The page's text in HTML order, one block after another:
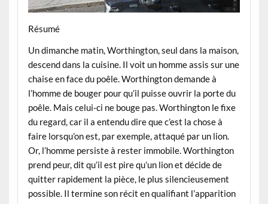
Résumé
Un dimanche matin, Worthington, seul dans la maison,
descend dans la cuisine. Il voit un homme assis sur une
chaise en face du poêle. Worthington demande à
l’homme de bouger pour qu’il puisse ouvrir la porte du
poêle. Mais celui-ci ne bouge pas. Worthington le fixe
du regard, car il a entendu dire que c’est la chose à
faire lorsqu’on est, par exemple, attaqué par un lion.
Or, l’homme persiste à rester immobile. Worthington
prend peur, dit qu’il est pire qu’un lion et décide de
quitter rapidement la pièce, le plus silencieusement
possible. Il termine son récit en qualifiant l’apparition